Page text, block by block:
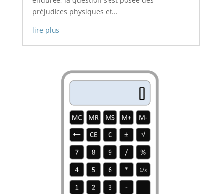
préjudices physiques et...
lire plus